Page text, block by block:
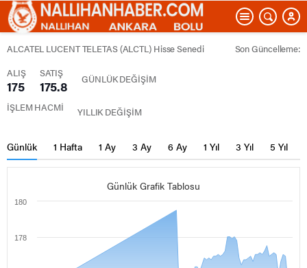
ALCATEL LUCENT TELETAS (ALCTL) Hisse Senedi
Son Güncelleme:
ALIŞ
175
SATIŞ
175.8 GÜNLÜK DEĞİŞİM
İŞLEM HACMİ YILLIK DEĞİŞİM
Günlük 1 Hafta 1 Ay 3 Ay 6 Ay 1 Yıl 3 Yıl 5 Yıl
Günlük Grafik Tablosu
178
180